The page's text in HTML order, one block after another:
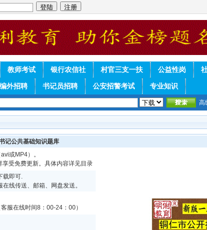
教师考试 银行农信社 村官三支一扶 公益性岗
编外招聘 书记员招聘 公安招警考试 专业知识
高
记公共基础知识题库
或MP4）。
受免费更新。具体内容详见目录
载即可.
线传送、邮箱、网盘发送。
服在线时间8：00-24：00）